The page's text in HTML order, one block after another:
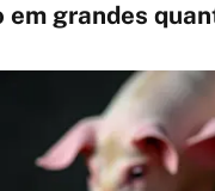
em grandes